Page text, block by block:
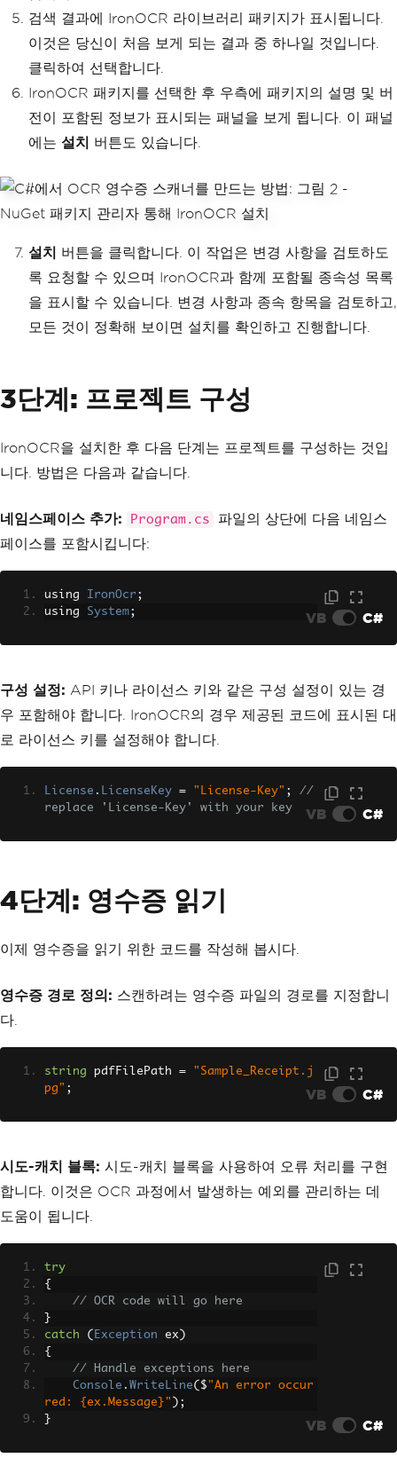
검색 결과에 IronOCR 라이브러리 패키지가 표시됩니다.
이것은 당신이 처음 보게 되는 결과 중 하나일 것입니다.
클릭하여 선택합니다.
IronOCR 패키지를 선택한 후 우측에 패키지의 설명 및 버
전이 포함된 정보가 표시되는 패널을 보게 됩니다. 이 패널
에는 설치 버튼도 있습니다.
설치
버튼을 클릭합니다. 이 작업은 변경 사항을 검토하도
록 요청할 수 있으며 IronOCR과 함께 포함될 종속성 목록
을 표시할 수 있습니다. 변경 사항과 종속 항목을 검토하고,
모든 것이 정확해 보이면 설치를 확인하고 진행합니다.
3단계: 프로젝트 구성
IronOCR을 설치한 후 다음 단계는 프로젝트를 구성하는 것입
니다. 방법은 다음과 같습니다.
네임스페이스 추가: Program.cs
파일의 상단에 다음 네임스
페이스를 포함시킵니다:
using IronOcr ;
using System; VB C#
구성 설정: API 키나 라이선스 키와 같은 구성 설정이 있는 경
우 포함해야 합니다. IronOCR의 경우 제공된 코드에 표시된 대
로 라이선스 키를 설정해야 합니다.
License . LicenseKey = "License-Key" ;
//
replace 'License-Key' with your key
VB C#
4단계: 영수증 읽기
이제 영수증을 읽기 위한 코드를 작성해 봅시다.
영수증 경로 정의: 스캔하려는 영수증 파일의 경로를 지정합니
다.
string pdfFilePath =
"Sample_Receipt.j
pg" ; VB C#
시도-캐치 블록: 시도-캐치 블록을 사용하여 오류 처리를 구현
합니다. 이것은 OCR 과정에서 발생하는 예외를 관리하는 데
도움이 됩니다.
try
{
// OCR code will go here
}
catch
( Exception ex )
{
// Handle exceptions here
Console . WriteLine( $ "An error occur
red: {ex.Message}" );
}
VB C#